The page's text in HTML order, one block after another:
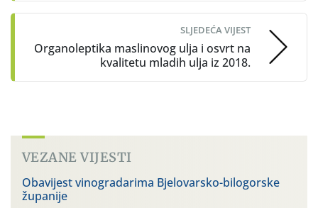
SLJEDEĆA VIJEST
Organoleptika maslinovog ulja i osvrt na
kvalitetu mladih ulja iz 2018.
VEZANE VIJESTI
Obavijest vinogradarima Bjelovarsko-bilogorske
županije